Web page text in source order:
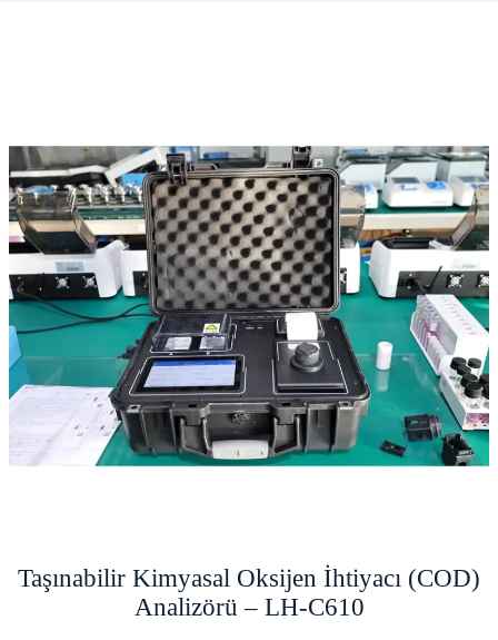
Taşınabilir Kimyasal Oksijen İhtiyacı (COD)
Analizörü – LH-C610